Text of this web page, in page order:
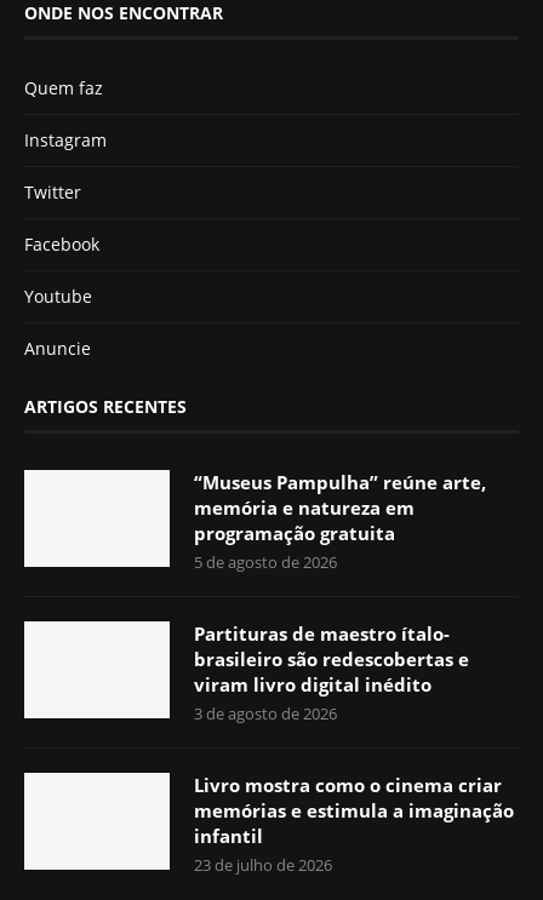
ONDE NOS ENCONTRAR
Quem faz
Instagram
Twitter
Facebook
Youtube
Anuncie
ARTIGOS RECENTES
“Museus Pampulha” reúne arte,
memória e natureza em
programação gratuita
5 de agosto de 2026
Partituras de maestro ítalo-
brasileiro são redescobertas e
viram livro digital inédito
3 de agosto de 2026
Livro mostra como o cinema criar
memórias e estimula a imaginação
infantil
23 de julho de 2026